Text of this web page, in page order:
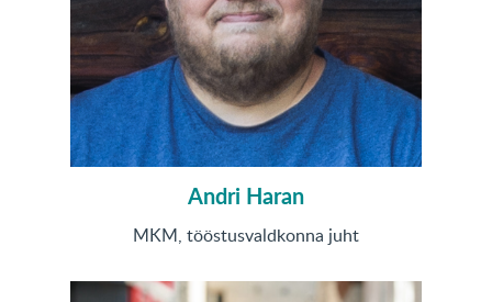
Andri Haran
MKM, tööstusvaldkonna juht